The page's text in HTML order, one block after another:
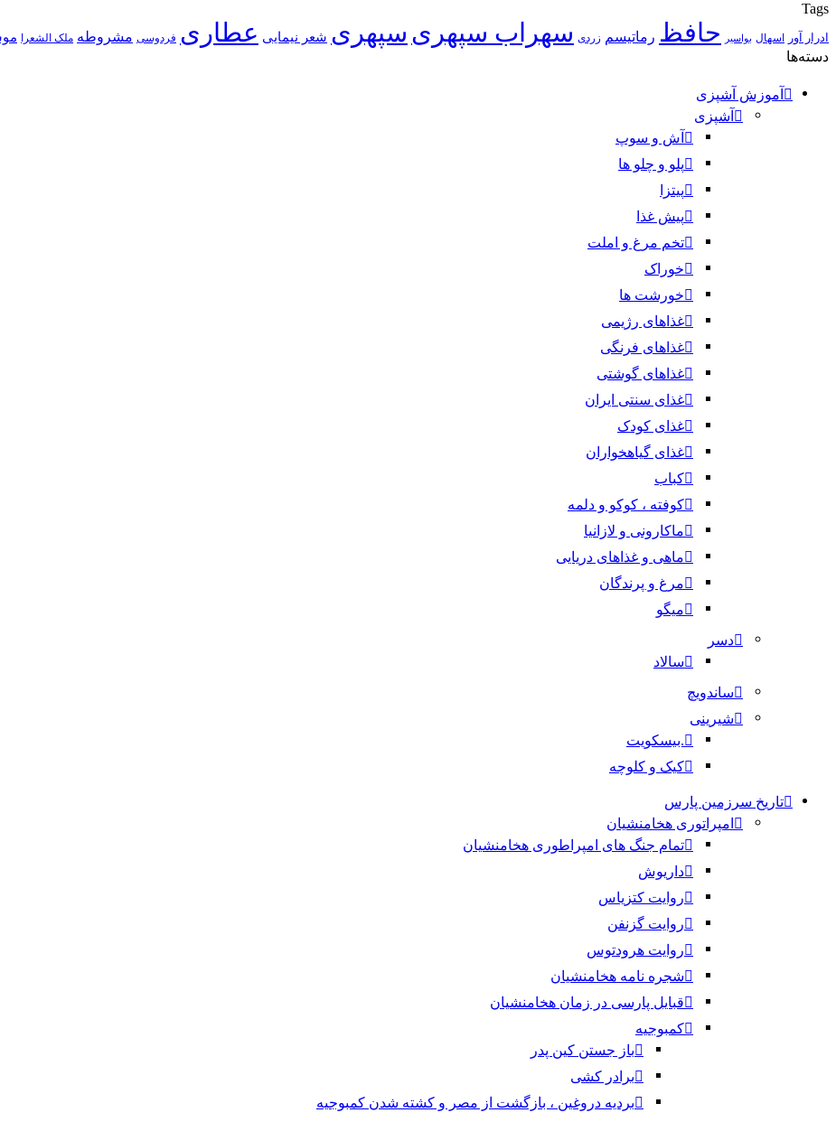
Tags
ادرار آور اسهال بواسیر حافظ رماتیسم زردی سهراب سپهری سپهری شعر نیمایی عطاری فردوسی مشروطه ملک الشعرا
دسته‌ها
آموزش آشپزی
آشپزی
آش و سوپ
پلو و چلو ها
پیتزا
پیش غذا
تخم مرغ و املت
خوراک
خورشت ها
غذاهای رژیمی
غذاهای فرنگی
غذاهای گوشتی
غذای سنتی ایران
غذای کودک
غذای گیاهخواران
کباب
کوفته ، کوکو و دلمه
ماکارونی و لازانیا
ماهی و غذاهای دریایی
مرغ و پرندگان
میگو
دسر
سالاد
ساندویچ
شیرینی
.بیسکویت
کیک و کلوچه
تاریخ سرزمین پارس
امپراتوری هخامنشیان
تمام جنگ های امپراطوری هخامنشیان
داریوش
روایت کتزیاس
روایت گزنفن
روایت هرودتوس
شجره نامه هخامنشیان
قبایل پارسی در زمان هخامنشیان
کمبوجیه
باز جستن کین پدر
برادر کشی
بردیه دروغین ، بازگشت از مصر و کشته شدن کمبوجیه